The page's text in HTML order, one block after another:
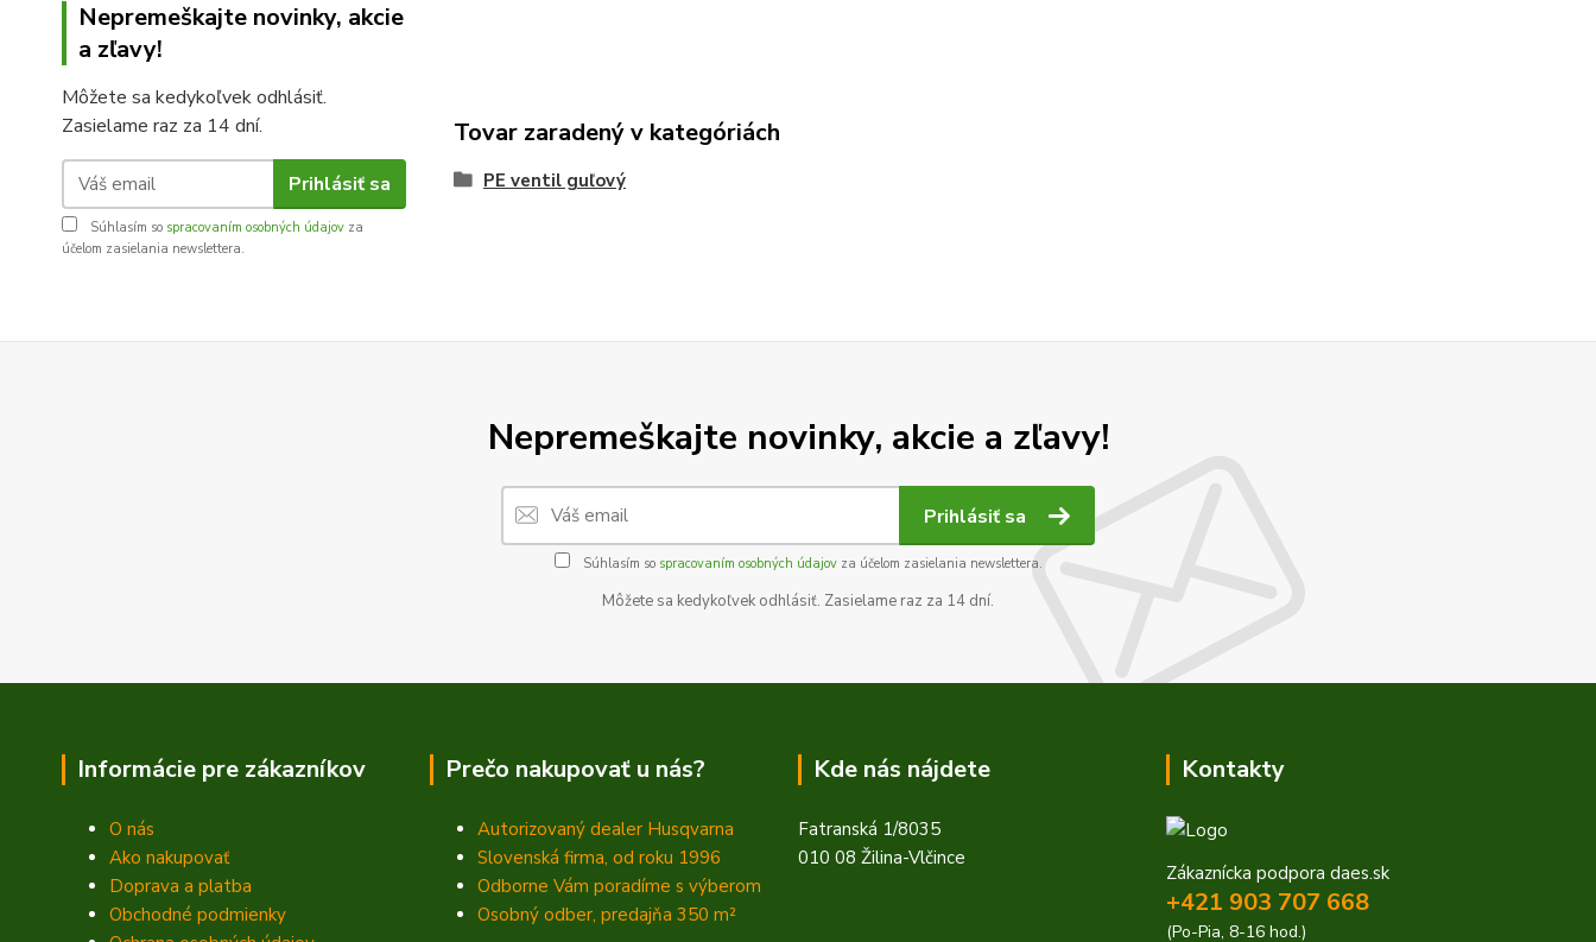
Nepremeškajte novinky, akcie
a zľavy!
Môžete sa kedykoľvek odhlásiť.
Zasielame raz za 14 dní.
Prihlásiť sa
Súhlasím so spracovaním osobných údajov za
účelom zasielania newslettera.
Tovar zaradený v kategóriách
PE ventil guľový
Nepremeškajte novinky, akcie a zľavy!
Prihlásiť sa
Súhlasím so spracovaním osobných údajovza účelom zasielania newslettera.
Môžete sa kedykoľvek odhlásiť. Zasielame raz za 14 dní.
Informácie pre zákazníkov
O nás
Ako nakupovať
Doprava a platba
Obchodné podmienky
Prečo nakupovať u nás?
Autorizovaný dealer Husqvarna
Slovenská firma, od roku 1996
Odborne Vám poradíme s výberom
Osobný odber, predajňa 350 m²
Kde nás nájdete
Fatranská 1/8035
010 08 Žilina-Vlčince
Kontakty
Zákaznícka podpora daes.sk
+421 903 707 668
(Po-Pia, 8-16 hod.)